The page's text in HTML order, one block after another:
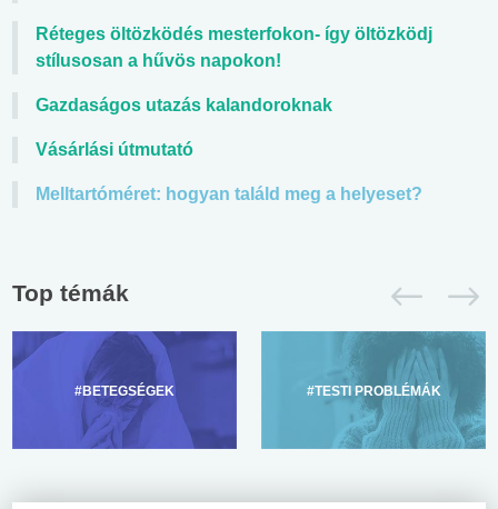
Réteges öltözködés mesterfokon- így öltözködj
stílusosan a hűvös napokon!
Gazdaságos utazás kalandoroknak
Vásárlási útmutató
Melltartóméret: hogyan találd meg a helyeset?
Top témák
#BETEGSÉGEK #TESTI PROBLÉMÁK